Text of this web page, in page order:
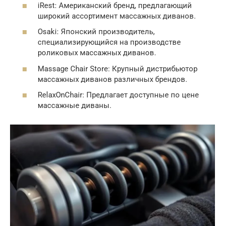
iRest: Американский бренд, предлагающий
широкий ассортимент массажных диванов.
Osaki: Японский производитель,
специализирующийся на производстве
роликовых массажных диванов.
Massage Chair Store: Крупный дистрибьютор
массажных диванов различных брендов.
RelaxOnChair: Предлагает доступные по цене
массажные диваны.